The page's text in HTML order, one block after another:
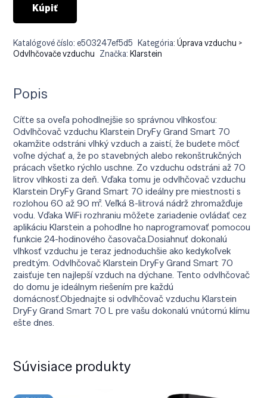
Kúpiť
Katalógové číslo:e503247ef5d5 Kategória:Úprava vzduchu >
Odvlhčovače vzduchu Značka:Klarstein
Popis
Cíťte sa oveľa pohodlnejšie so správnou vlhkosťou:
Odvlhčovač vzduchu Klarstein DryFy Grand Smart 70
okamžite odstráni vlhký vzduch a zaistí, že budete môcť
voľne dýchať a, že po stavebných alebo rekonštrukčných
prácach všetko rýchlo uschne. Zo vzduchu odstráni až 70
litrov vlhkosti za deň. Vďaka tomu je odvlhčovač vzduchu
Klarstein DryFy Grand Smart 70 ideálny pre miestnosti s
rozlohou 60 až 90 m². Veľká 8-litrová nádrž zhromažďuje
vodu. Vďaka WiFi rozhraniu môžete zariadenie ovládať cez
aplikáciu Klarstein a pohodlne ho naprogramovať pomocou
funkcie 24-hodinového časovača.Dosiahnuť dokonalú
vlhkosť vzduchu je teraz jednoduchšie ako kedykoľvek
predtým. Odvlhčovač Klarstein DryFy Grand Smart 70
zaisťuje ten najlepší vzduch na dýchane. Tento odvlhčovač
do domu je ideálnym riešením pre každú
domácnosť.Objednajte si odvlhčovač vzduchu Klarstein
DryFy Grand Smart 70 L pre vašu dokonalú vnútornú klímu
ešte dnes.
Súvisiace produkty